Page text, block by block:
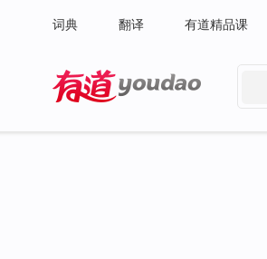
词典 翻译 有道精品课